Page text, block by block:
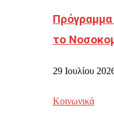
Πρόγραμμα
το
29 Ιουλίου
Κοινωνικά